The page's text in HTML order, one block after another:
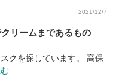
2021/12/7
リームまであるもの
クを探しています。 高保